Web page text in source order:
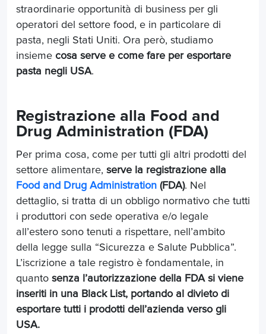
straordinarie opportunità di business per gli
operatori del settore food, e in particolare di
pasta, negli Stati Uniti. Ora però, studiamo
insieme cosa serve e come fare per esportare
pasta negli USA.
Registrazione alla Food and
Drug Administration (FDA)
Per prima cosa, come per tutti gli altri prodotti del
settore alimentare, serve la registrazione alla
Food and Drug Administration (FDA). Nel
dettaglio, si tratta di un obbligo normativo che tutti
i produttori con sede operativa e/o legale
all’estero sono tenuti a rispettare, nell’ambito
della legge sulla “Sicurezza e Salute Pubblica”.
L’iscrizione a tale registro è fondamentale, in
quanto senza l’autorizzazione della FDA si viene
inseriti in una Black List, portando al divieto di
esportare tutti i prodotti dell’azienda verso gli
USA.